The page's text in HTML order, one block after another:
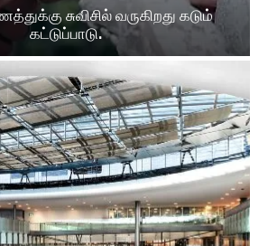
சுவிசில் வருகிறது கடும்
கட்டுப்பாடு.